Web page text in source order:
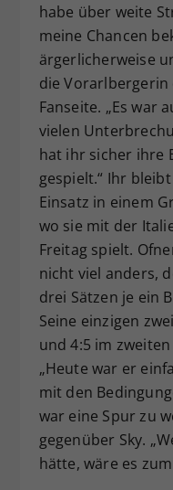
habe über weite
meine Chancen
ärgerlicherweise
die
Fanseite. „Es war
vielen
hat ihr sicher ihre
gespielt.“ Ihr
Einsatz in einem
wo sie mit der
Freitag spielt.
nicht viel anders,
drei Sätzen je ein
Seine einzigen
und 4:5 im
„Heute war er
mit den
war eine Spur zu
gegenüber Sky.
hätte, wäre es